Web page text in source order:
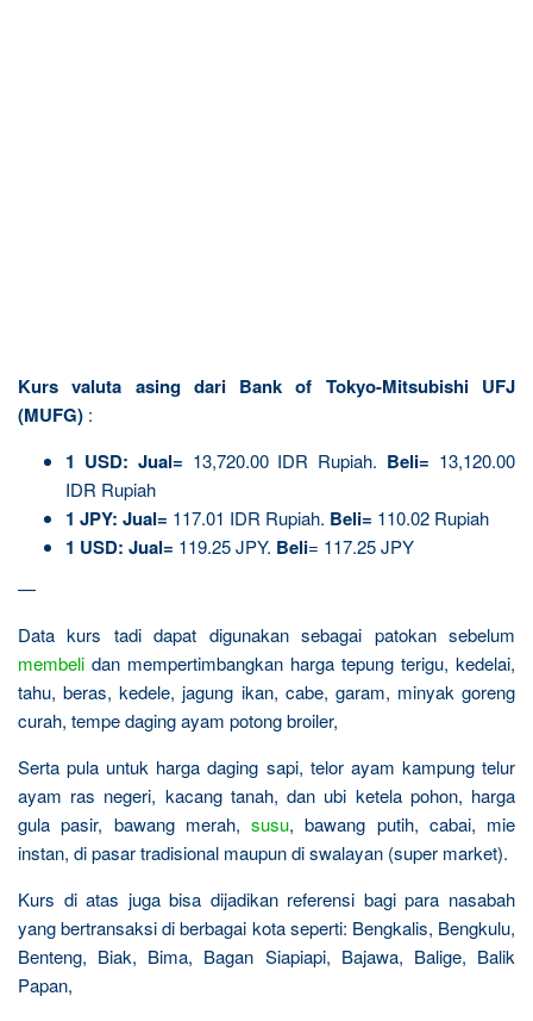
Kurs valuta asing dari Bank of Tokyo-Mitsubishi UFJ
(MUFG) :
1 USD: Jual= 13,720.00 IDR Rupiah. Beli= 13,120.00
IDR Rupiah
1 JPY: Jual= 117.01 IDR Rupiah. Beli= 110.02 Rupiah
1 USD: Jual= 119.25 JPY. Beli= 117.25 JPY
—
Data kurs tadi dapat digunakan sebagai patokan sebelum
membeli dan mempertimbangkan harga tepung terigu, kedelai,
tahu, beras, kedele, jagung ikan, cabe, garam, minyak goreng
curah, tempe daging ayam potong broiler,
Serta pula untuk harga daging sapi, telor ayam kampung telur
ayam ras negeri, kacang tanah, dan ubi ketela pohon, harga
gula pasir, bawang merah, susu, bawang putih, cabai, mie
instan, di pasar tradisional maupun di swalayan (super market).
Kurs di atas juga bisa dijadikan referensi bagi para nasabah
yang bertransaksi di berbagai kota seperti: Bengkalis, Bengkulu,
Benteng, Biak, Bima, Bagan Siapiapi, Bajawa, Balige, Balik
Papan,